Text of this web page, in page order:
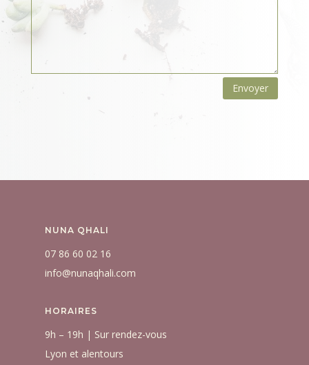
Envoyer
NUNA QHALI
07 86 60 02 16
info@nunaqhali.com
HORAIRES
9h – 19h | Sur rendez-vous
Lyon et alentours